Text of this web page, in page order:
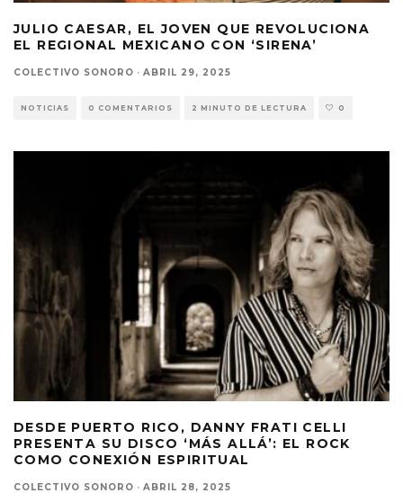
JULIO CAESAR, EL JOVEN QUE REVOLUCIONA
EL REGIONAL MEXICANO CON ‘SIRENA’
COLECTIVO SONORO · ABRIL 29, 2025
NOTICIAS 0 COMENTARIOS 2 MINUTO DE LECTURA 0
DESDE PUERTO RICO, DANNY FRATI CELLI
PRESENTA SU DISCO ‘MÁS ALLÁ’: EL ROCK
COMO CONEXIÓN ESPIRITUAL
COLECTIVO SONORO · ABRIL 28, 2025